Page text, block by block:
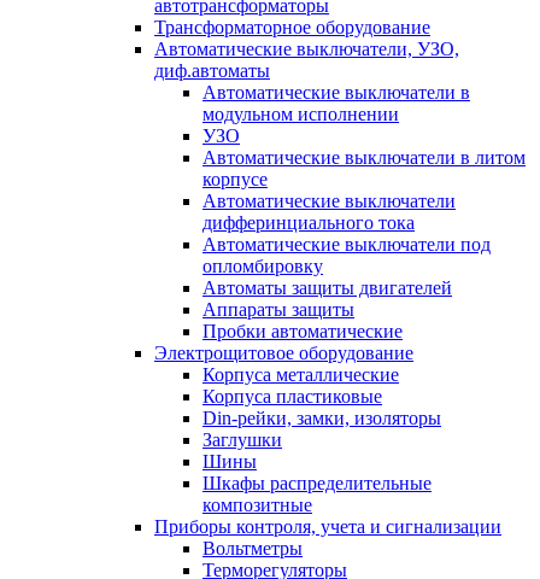
автотрансформаторы
Трансформаторное оборудование
Автоматические выключатели, УЗО,
диф.автоматы
Автоматические выключатели в
модульном исполнении
УЗО
Автоматические выключатели в литом
корпусе
Автоматические выключатели
дифферинциального тока
Автоматические выключатели под
опломбировку
Автоматы защиты двигателей
Аппараты защиты
Пробки автоматические
Электрощитовое оборудование
Корпуса металлические
Корпуса пластиковые
Din-рейки, замки, изоляторы
Заглушки
Шины
Шкафы распределительные
композитные
Приборы контроля, учета и сигнализации
Вольтметры
Терморегуляторы